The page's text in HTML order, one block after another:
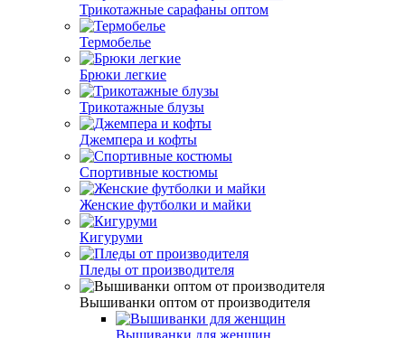
Трикотажные сарафаны оптом
Термобелье
Брюки легкие
Трикотажные блузы
Джемпера и кофты
Спортивные костюмы
Женские футболки и майки
Кигуруми
Пледы от производителя
Вышиванки оптом от производителя
Вышиванки для женщин